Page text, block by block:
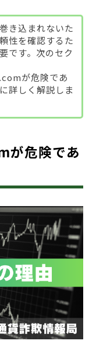
き込まれないた
性を確認するた
です。次のセク
が危険であ
詳しく解説しま
危険であ